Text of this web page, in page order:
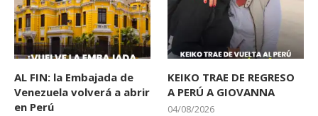
AL FIN: la Embajada de
Venezuela volverá a abrir
en Perú
KEIKO TRAE DE REGRESO
A PERÚ A GIOVANNA
04/08/2026